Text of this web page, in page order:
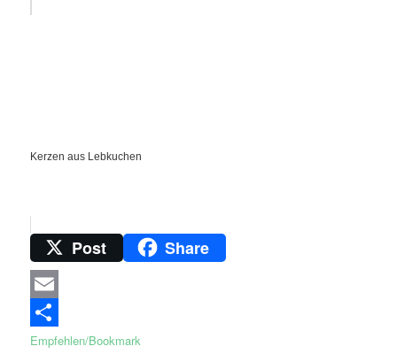
Kerzen aus Lebkuchen
Post Share
Email
Empfehlen/Bookmark